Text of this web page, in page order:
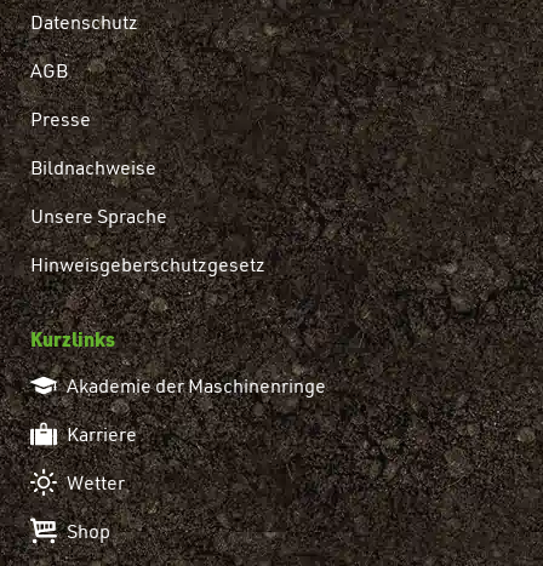
Datenschutz
AGB
Presse
Bildnachweise
Unsere Sprache
Hinweisgeberschutzgesetz
Kurzlinks
Akademie der Maschinenringe
Karriere
Wetter
Shop